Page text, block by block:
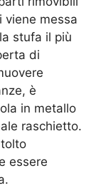
viene messa
stufa il più
di
è
in metallo
raschietto.
essere